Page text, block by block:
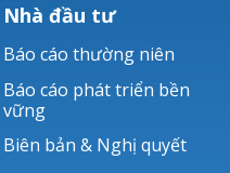
Nhà đầu tư
Báo cáo thường niên
Báo cáo phát triển bền
vững
Biên bản & Nghị quyết